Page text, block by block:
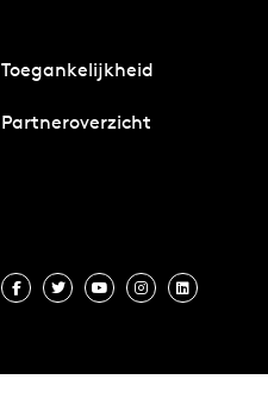
Toegankelijkheid
Partneroverzicht
Volg De Afsluitdijk via Facebook
Volg De Afsluitdijk via
Volg De Afsluitdijk via
Volg De